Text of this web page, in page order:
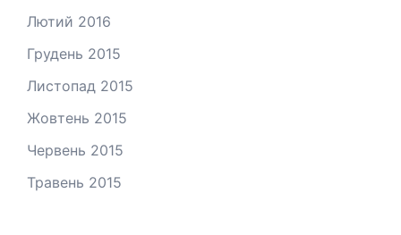
Лютий 2016
Грудень 2015
Листопад 2015
Жовтень 2015
Червень 2015
Травень 2015